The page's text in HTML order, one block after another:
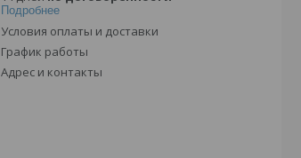
Подробнее
Условия оплаты и доставки
График работы
Адрес и контакты